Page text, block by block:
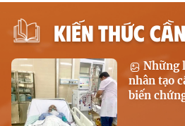
KIẾN THỨC
Những
nhân tạo
biến